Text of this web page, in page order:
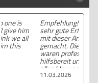
Empfehlung! Ich habe
sehr gute Erfahrungen
mit dieser Anwaltskanzlei
gemacht. Die Mitarbeiter
waren professionell,
hilfsbereit und haben
alles klar und deutlich
erklärt. Ich bin mit der